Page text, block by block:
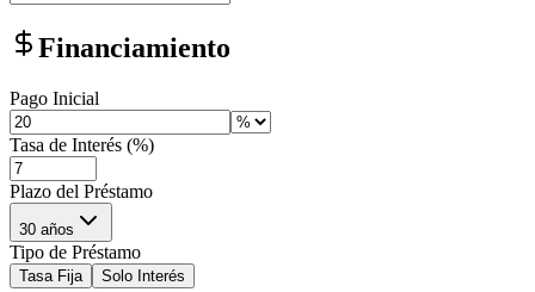
Financiamiento
Pago Inicial
Tasa de Interés (%)
Plazo del Préstamo
30 años
Tipo de Préstamo
Tasa Fija Solo Interés